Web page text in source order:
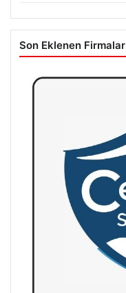
Son Eklenen Firmalar